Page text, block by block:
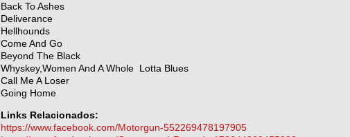
Back To Ashes
Deliverance
Hellhounds
Come And Go
Beyond The Black
Whyskey,Women And A Whole Lotta Blues
Call Me A Loser
Going Home
Links Relacionados:
https://www.facebook.com/Motorgun-552269478197905